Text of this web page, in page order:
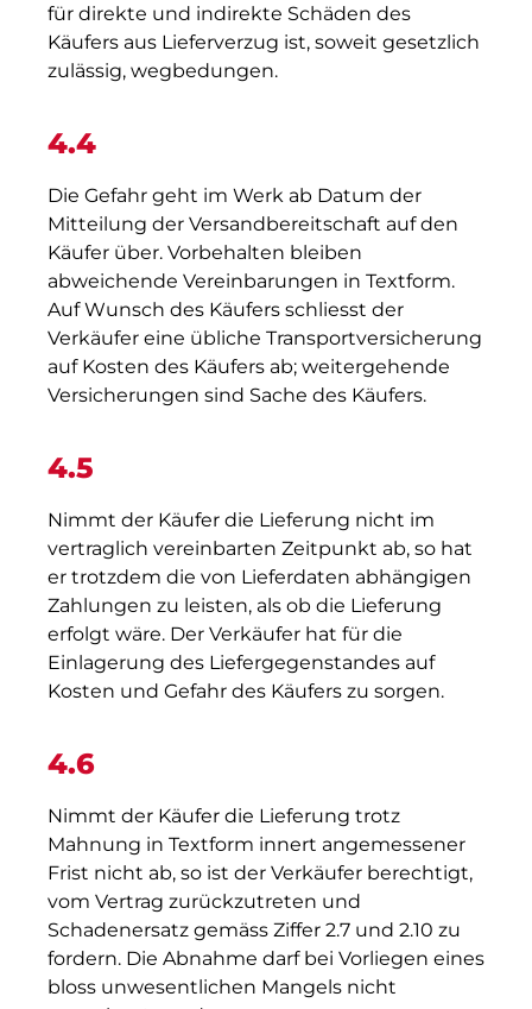
für direkte und indirekte Schäden des
Käufers aus Lieferverzug ist, soweit gesetzlich
zulässig, wegbedungen.
4.4
Die Gefahr geht im Werk ab Datum der
Mitteilung der Versandbereitschaft auf den
Käufer über. Vorbehalten bleiben
abweichende Vereinbarungen in Textform.
Auf Wunsch des Käufers schliesst der
Verkäufer eine übliche Transportversicherung
auf Kosten des Käufers ab; weitergehende
Versicherungen sind Sache des Käufers.
4.5
Nimmt der Käufer die Lieferung nicht im
vertraglich vereinbarten Zeitpunkt ab, so hat
er trotzdem die von Lieferdaten abhängigen
Zahlungen zu leisten, als ob die Lieferung
erfolgt wäre. Der Verkäufer hat für die
Einlagerung des Liefergegenstandes auf
Kosten und Gefahr des Käufers zu sorgen.
4.6
Nimmt der Käufer die Lieferung trotz
Mahnung in Textform innert angemessener
Frist nicht ab, so ist der Verkäufer berechtigt,
vom Vertrag zurückzutreten und
Schadenersatz gemäss Ziffer 2.7 und 2.10 zu
fordern. Die Abnahme darf bei Vorliegen eines
bloss unwesentlichen Mangels nicht